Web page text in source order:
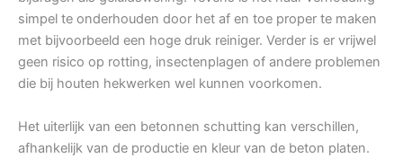
simpel te onderhouden door het af en toe proper te maken
met bijvoorbeeld een hoge druk reiniger. Verder is er vrijwel
geen risico op rotting, insectenplagen of andere problemen
die bij houten hekwerken wel kunnen voorkomen.
Het uiterlijk van een betonnen schutting kan verschillen,
afhankelijk van de productie en kleur van de beton platen.